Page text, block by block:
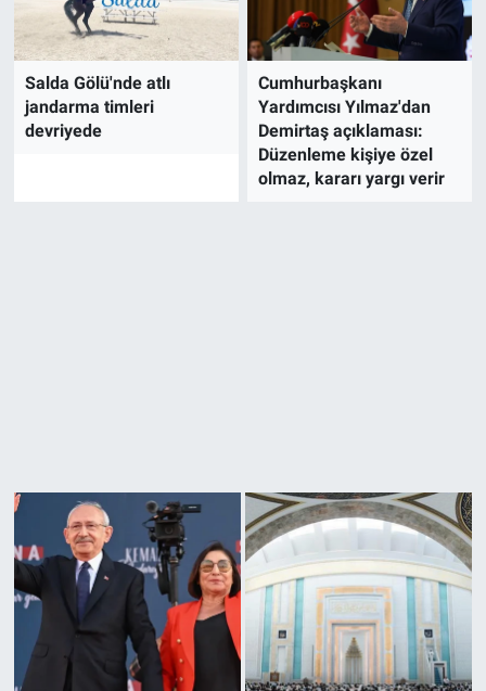
Salda Gölü'nde atlı
jandarma timleri
devriyede
Cumhurbaşkanı
Yardımcısı Yılmaz'dan
Demirtaş açıklaması:
Düzenleme kişiye özel
olmaz, kararı yargı verir